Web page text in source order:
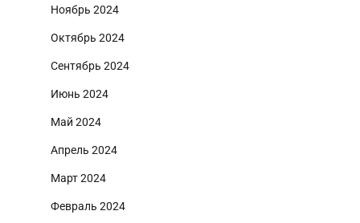
Ноябрь 2024
Октябрь 2024
Сентябрь 2024
Июнь 2024
Май 2024
Апрель 2024
Март 2024
Февраль 2024